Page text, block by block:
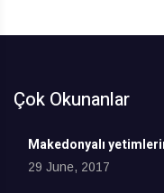
Çok Okunanlar
Makedonyalı
29 June, 2017